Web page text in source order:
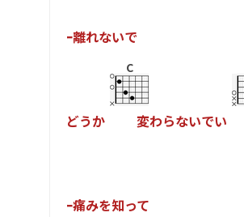
ｰ離れないで
どうか
C
変わらないでい
ｰ痛みを知って